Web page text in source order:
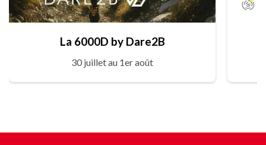
La 6000D by Dare2B
30 juillet au 1er août